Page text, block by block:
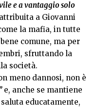
e a vantaggio solo
a Giovanni
la mafia, in tutte
comune, ma per
sfruttando la
società.
meno dannosi, non è
e, anche se mantiene
educatamente,